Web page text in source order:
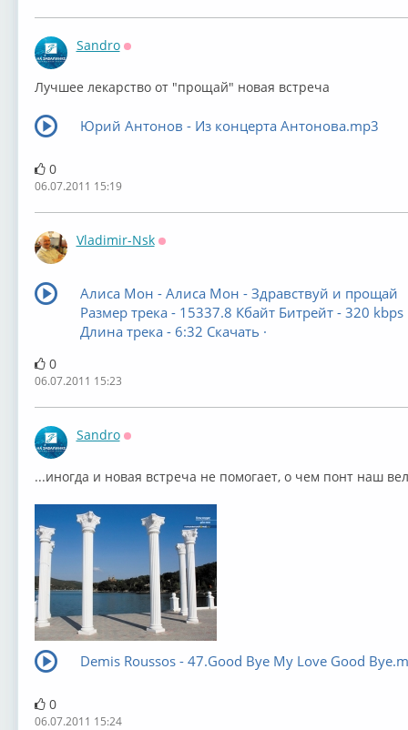
Sandro
Лучшее лекарство от "прощай" новая встреча
Юрий Антонов - Из концерта Антонова.mp3
0
06.07.2011 15:19
Vladimir-Nsk
Алиса Мон - Алиса Мон - Здравствуй и прощай
Размер трека - 15337.8 Кбайт Битрейт - 320 kbps
Длина трека - 6:32 Скачать ·
0
06.07.2011 15:23
Sandro
...иногда и новая встреча не помогает, о чем понт наш
Demis Roussos - 47.Good Bye My Love Good
0
06.07.2011 15:24